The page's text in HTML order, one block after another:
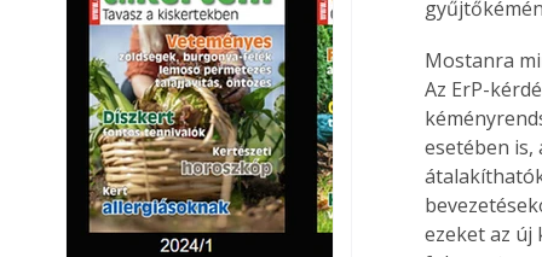
Mostanra
Az ErP-
esetében is,
ezeket az új